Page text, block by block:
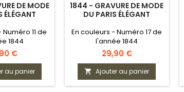
DE MODE
ÉLÉGANT
11 de
1844
€
au panier
1844 - GRAVURE DE MODE
DU PARIS ÉLÉGANT
En couleurs - Numéro 17 de
l'année 1844
Prix
29,90 €
 Ajouter au panier